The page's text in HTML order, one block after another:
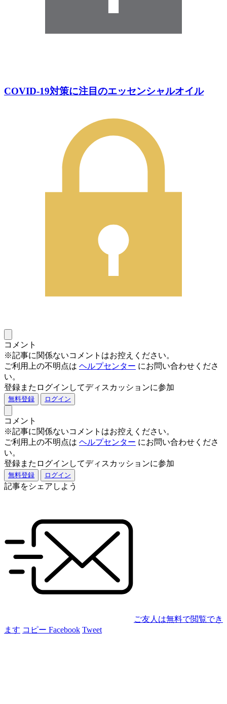
COVID-19対策に注目のエッセンシャルオイル
コメント
※記事に関係ないコメントはお控えください。
ご利用上の不明点は ヘルプセンター にお問い合わせくださ
い。
登録またログインしてディスカッションに参加
無料登録 ログイン
コメント
※記事に関係ないコメントはお控えください。
ご利用上の不明点は ヘルプセンター にお問い合わせくださ
い。
登録またログインしてディスカッションに参加
無料登録 ログイン
記事をシェアしよう
ご友人は無料で閲覧でき
ます コピー Facebook Tweet